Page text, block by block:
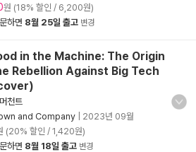
원 (18% 할인 / 6,200원)
하면 8월 25일 출고 변경
in the Machine: The Origin
Rebellion Against Big Tech
천트
and Company
2023년 09월
(20% 할인 / 1,420원)
하면 8월 18일 출고 변경